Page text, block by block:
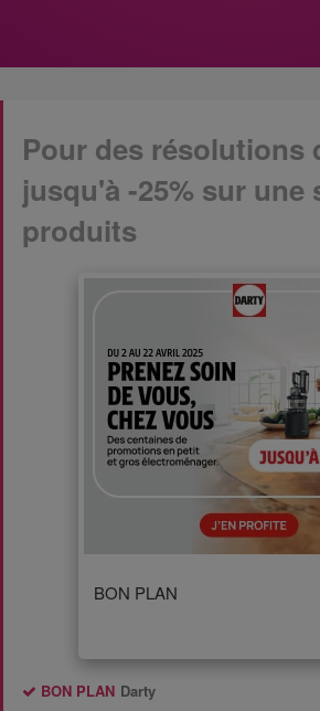
Pour des résolutions
jusqu'à -25% sur une
produits
BON PLAN
BON PLAN Darty